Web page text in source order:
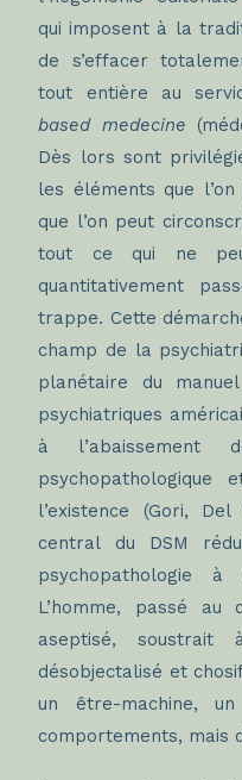
qui imposent à la
de s’effacer
tout entière au
based medecine
Dès lors sont
les éléments que
que l’on peut
tout ce qui ne
quantitativement
trappe. Cette
champ de la
planétaire du
psychiatriques
à l’abaissement
l’existence (Gori,
central du DSM
psychopathologie
L’homme, passé
aseptisé, soustrait
désobjectalisé et
un être-machine,
comportements, mais